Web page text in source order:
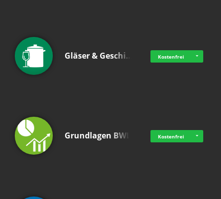
Gläser & Geschi… Kostenfrei
Grundlagen BWL Kostenfrei